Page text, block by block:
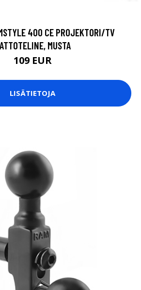
400 CE PROJEKTORI/TV
MUSTA
109 EUR
LISÄTIETOJA